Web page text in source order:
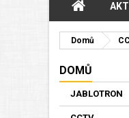
Domů
DOMŮ
JABLOTRON